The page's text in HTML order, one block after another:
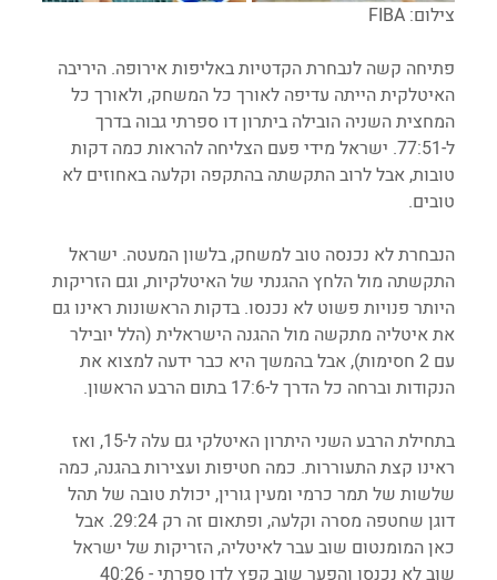
צילום: FIBA
פתיחה קשה לנבחרת הקדטיות באליפות אירופה. היריבה
האיטלקית הייתה עדיפה לאורך כל המשחק, ולאורך כל
המחצית השניה הובילה ביתרון דו ספרתי גבוה בדרך
ל-77:51. ישראל מידי פעם הצליחה להראות כמה דקות
טובות, אבל לרוב התקשתה בהתקפה וקלעה באחוזים לא
טובים.
הנבחרת לא נכנסה טוב למשחק, בלשון המעטה. ישראל
התקשתה מול הלחץ ההגנתי של האיטלקיות, וגם הזריקות
היותר פנויות פשוט לא נכנסו. בדקות הראשונות ראינו גם
את איטליה מתקשה מול ההגנה הישראלית (הלל יובילר
עם 2 חסימות), אבל בהמשך היא כבר ידעה למצוא את
הנקודות וברחה כל הדרך ל-17:6 בתום הרבע הראשון.
בתחילת הרבע השני היתרון האיטלקי גם עלה ל-15, ואז
ראינו קצת התעוררות. כמה חטיפות ועצירות בהגנה, כמה
שלשות של תמר כרמי ומעין גורין, יכולת טובה של תהל
דוגן שחטפה מסרה וקלעה, ופתאום זה רק 29:24. אבל
כאן המומנטום שוב עבר לאיטליה, הזריקות של ישראל